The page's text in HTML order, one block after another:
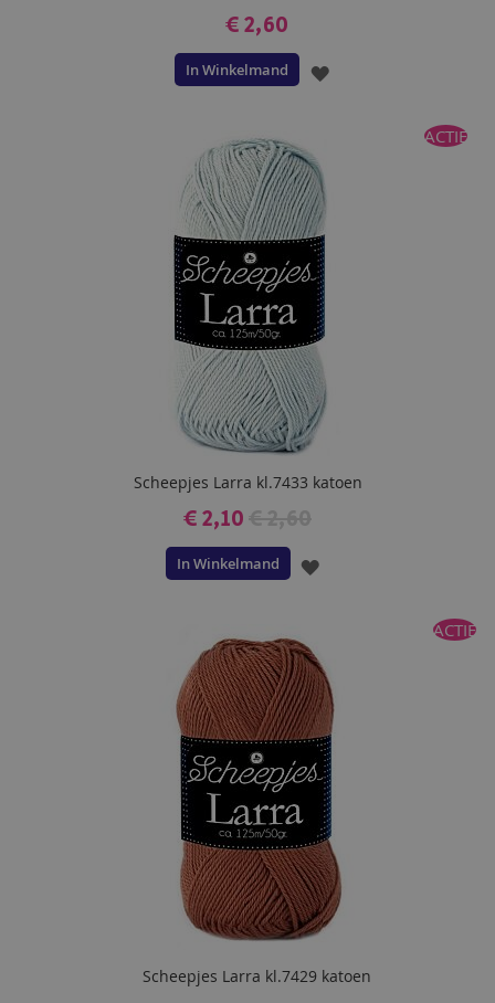
€ 2,60
In Winkelmand
VOEG
ACTIE
Scheepjes Larra kl.7433 katoen
€ 2,10
In Winkelmand
VOEG
VERLANGLIJST
ACTIE
Scheepjes Larra kl.7429 katoen